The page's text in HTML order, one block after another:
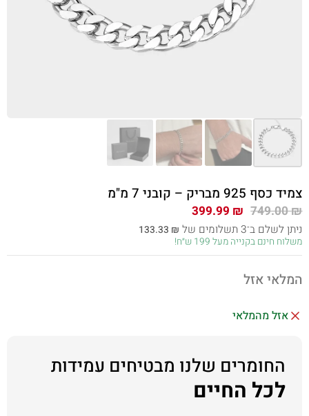
צמיד כסף 925 מבריק – קובני 7 מ"מ
749.00₪ המחיר
המקורי
היה:
749.00 ₪.
399.99₪ המחיר
הנוכחי
הוא:
399.99 ₪.
ניתן לשלם ב־3 תשלומים של 133.33₪
משלוח חינם בקנייה מעל 199 ש״ח!
המלאי אזל
אזל מהמלאי
החומרים שלנו מבטיחים עמידות
לכל החיים